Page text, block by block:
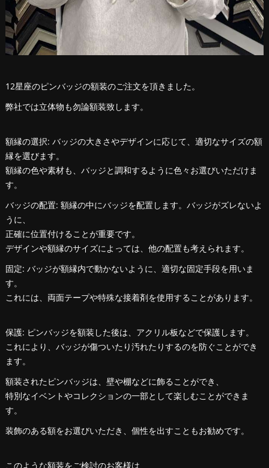
12星座のピンバッジの額装のご注文を頂きました。
弊社では立体物も勿論額装致します。
額縁の選択: バッジの大きさやデザインに応じて、適切なサイズの額
縁を選びます。
額縁の色や素材も、バッジと調和するように色々お選びいただけま
す。
バッジの配置: 額縁の中にバッジを配置します。バッジがズレないよ
うに、
正確に位置付けることが重要です。
デザインや額縁のサイズによっては、他の配置も考えられます。
固定: バッジが額縁内で動かないように、適切な固定手段を用いま
す。
これには、両面テープや特殊な接着剤を使用することがあります。
保護: ピンバッジを額装した後は、アクリル板などで保護します。
これにより、バッジが傷ついたり汚れたりするのを防ぐことができ
ます。
額装されたピンバッジは、壁や棚などに飾ることができ、
特別なイベントやコレクションの一部として楽しむことができま
す。
装飾のある額をお選びいただき、個性を出すこともお勧めです。
このような額装をご検討のお客様は、